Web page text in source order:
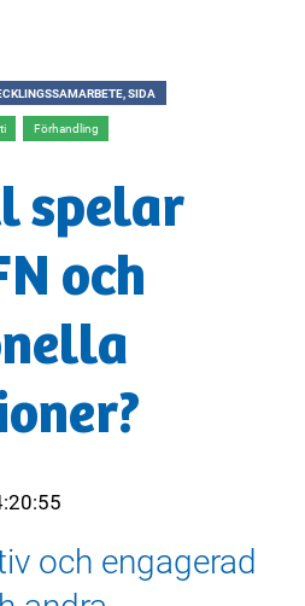
SIDA
Förhandling
spelar
och
och engagerad